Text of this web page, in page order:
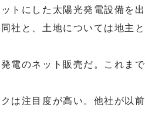
トにした太陽光発電設備を出
社と、土地については地主と
電のネット販売だ。これまで
は注目度が高い。他社が以前